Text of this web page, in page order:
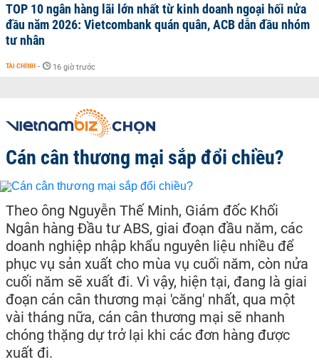
TOP 10 ngân hàng lãi lớn nhất từ kinh doanh ngoại hối nửa
đầu năm 2026: Vietcombank quán quân, ACB dẫn đầu nhóm
tư nhân
TÀI CHÍNH - 16 giờ trước
Cán cân thương mại sắp đổi chiều?
Theo ông Nguyễn Thế Minh, Giám đốc Khối
Ngân hàng Đầu tư ABS, giai đoạn đầu năm, các
doanh nghiệp nhập khẩu nguyên liệu nhiều để
phục vụ sản xuất cho mùa vụ cuối năm, còn nửa
cuối năm sẽ xuất đi. Vì vậy, hiện tại, đang là giai
đoạn cán cân thương mại 'căng' nhất, qua một
vài tháng nữa, cán cân thương mại sẽ nhanh
chóng thặng dự trở lại khi các đơn hàng được
xuất đi.